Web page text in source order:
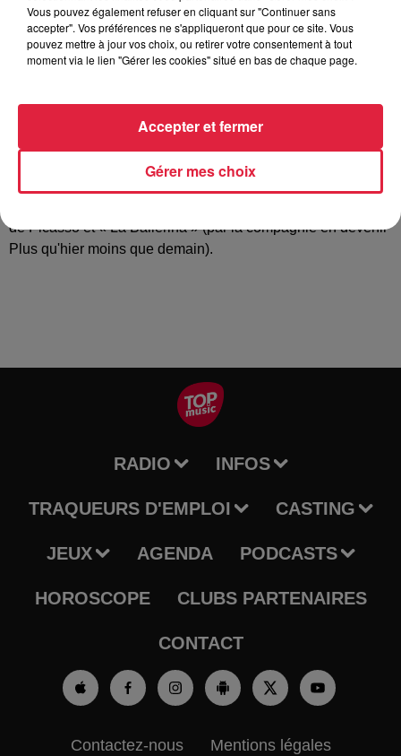
Tarif Gratuit
vous présenter son spectacle de danse classique et
présenter une pièce liée à l'actualité « Je m’appelle
de Picasso et « La Ballerina » (par la compagnie en devenir
Plus qu'hier moins que demain).
RADIO INFOS
TRAQUEURS D'EMPLOI CASTING
JEUX AGENDA PODCASTS
HOROSCOPE CLUBS PARTENAIRES
CONTACT
Contactez-nous Mentions légales
Vous pouvez également refuser en cliquant sur "Continuer sans
accepter". Vos préférences ne s'appliqueront que pour ce site. Vous
pouvez mettre à jour vos choix, ou retirer votre consentement à tout
moment via le lien "Gérer les cookies" situé en bas de chaque page.
Gérer mes choix
Accepter et fermer